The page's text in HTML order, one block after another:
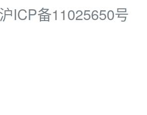
沪ICP备11025650号